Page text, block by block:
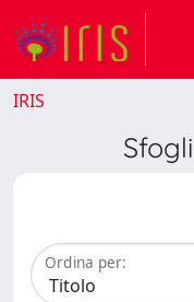
IRIS
Ordina per: